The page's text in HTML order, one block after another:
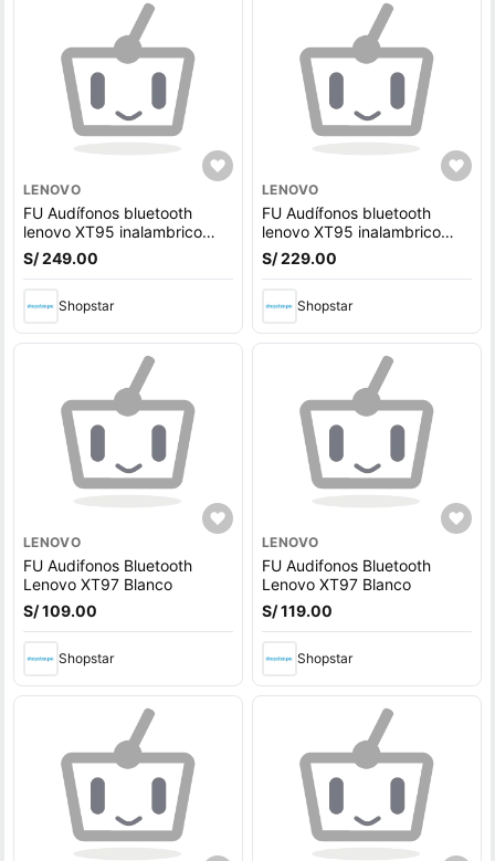
LENOVO
FU Audífonos bluetooth
lenovo XT95 inalambrico
Negro
S/ 249.00
Shopstar
LENOVO
FU Audífonos bluetooth
lenovo XT95 inalambrico
Negro
S/ 229.00
Shopstar
LENOVO
FU Audifonos Bluetooth
Lenovo XT97 Blanco
S/ 109.00
Shopstar
LENOVO
FU Audifonos Bluetooth
Lenovo XT97 Blanco
S/ 119.00
Shopstar